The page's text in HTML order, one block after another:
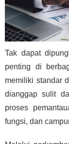
Tak dapat
penting di
memiliki standar
dianggap sulit
proses
fungsi, dan